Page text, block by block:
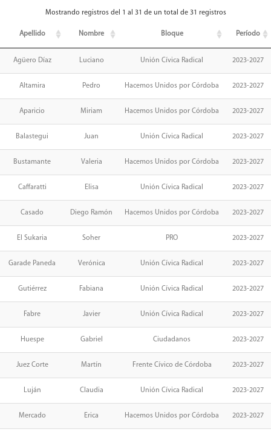
Mostrando registros del 1 al 31 de un total de 31 registros
Apellido Nombre Bloque Período
Agüero Díaz Luciano Unión Cívica Radical 2023-2027
Altamira Pedro Hacemos Unidos por Córdoba 2023-2027
Aparicio Miriam Hacemos Unidos por Córdoba 2023-2027
Balastegui Juan Unión Cívica Radical 2023-2027
Bustamante Valeria Hacemos Unidos por Córdoba 2023-2027
Caffaratti Elisa Unión Cívica Radical 2023-2027
Casado Diego Ramón Hacemos Unidos por Córdoba 2023-2027
El Sukaria Soher PRO 2023-2027
Garade Paneda Verónica Unión Cívica Radical 2023-2027
Gutiérrez Fabiana Unión Cívica Radical 2023-2027
Fabre Javier Unión Cívica Radical 2023-2027
Huespe Gabriel Ciudadanos 2023-2027
Juez Corte Martín Frente Cívico de Córdoba 2023-2027
Luján Claudia Unión Cívica Radical 2023-2027
Mercado Erica Hacemos Unidos por Córdoba 2023-2027